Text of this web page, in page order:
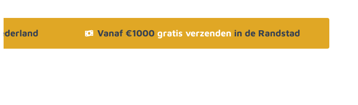
Vanaf €1000 gratis verzenden in de Randstad